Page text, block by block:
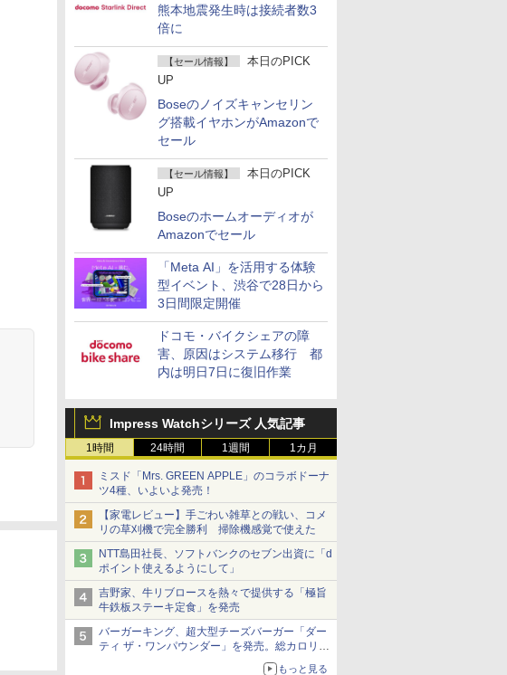
熊本地震発生時は接続者数3
倍に
【セール情報】
本日のPICK
UP
Boseのノイズキャンセリン
グ搭載イヤホンがAmazonで
セール
【セール情報】
本日のPICK
UP
Boseのホームオーディオが
Amazonでセール
「Meta AI」を活用する体験
型イベント、渋谷で28日から
3日間限定開催
ドコモ・バイクシェアの障
害、原因はシステム移行 都
内は明日7日に復旧作業
Impress Watchシリーズ 人気記事
1時間 24時間 1週間 1カ月
ミスド「Mrs. GREEN APPLE」のコラボドーナ
ツ4種、いよいよ発売！
【家電レビュー】手ごわい雑草との戦い、コメ
リの草刈機で完全勝利 掃除機感覚で使えた
NTT島田社長、ソフトバンクのセブン出資に「d
ポイント使えるようにして」
吉野家、牛リブロースを熱々で提供する「極旨
牛鉄板ステーキ定食」を発売
バーガーキング、超大型チーズバーガー「ダー
ティ ザ・ワンパウンダー」を発売。総カロリー
もっと見る